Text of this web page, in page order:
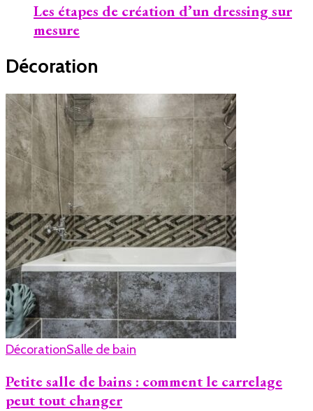
Les étapes de création d’un dressing sur
mesure
Décoration
DécorationSalle de bain
Petite salle de bains : comment le carrelage
peut tout changer